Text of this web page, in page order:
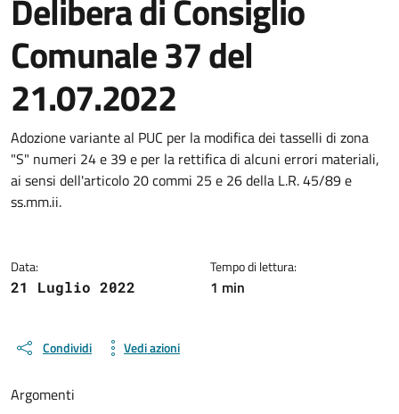
Delibera di Consiglio
Comunale 37 del
21.07.2022
Dettagli del documento
Adozione variante al PUC per la modifica dei tasselli di zona
"S" numeri 24 e 39 e per la rettifica di alcuni errori materiali,
ai sensi dell'articolo 20 commi 25 e 26 della L.R. 45/89 e
ss.mm.ii.
Data:
21 Luglio 2022
Tempo di lettura:
1 min
Condividi Vedi azioni
Argomenti